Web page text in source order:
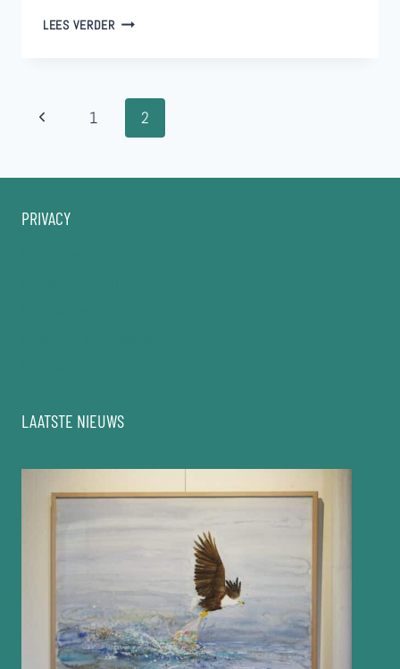
LEES VERDERHET
Paginanavigatie
Vorige
1 2
PRIVACY
LAATSTE NIEUWS